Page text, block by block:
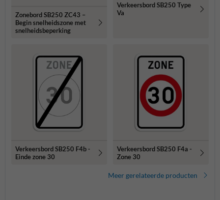
Zonebord SB250 ZC43 –
Begin snelheidszone met
snelheidsbeperking
Verkeersbord SB250 Type
Va
Verkeersbord SB250 F4b -
Einde zone 30
Verkeersbord SB250 F4a -
Zone 30
Meer gerelateerde producten